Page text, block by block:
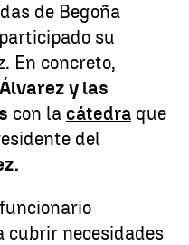
de Begoña
su
En concreto,
y las
con la cátedra que
del
necesidades